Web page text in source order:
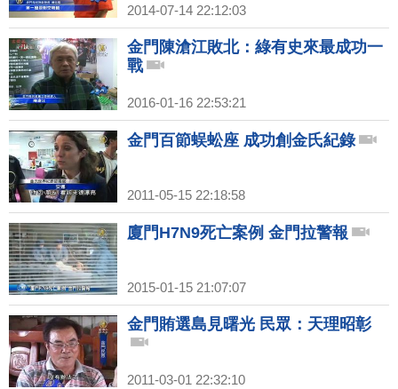
2014-07-14 22:12:03
金門陳滄江敗北：綠有史來最成功一
戰
2016-01-16 22:53:21
金門百節蜈蚣座 成功創金氏紀錄
2011-05-15 22:18:58
廈門H7N9死亡案例 金門拉警報
2015-01-15 21:07:07
金門賄選島見曙光 民眾：天理昭彰
2011-03-01 22:32:10